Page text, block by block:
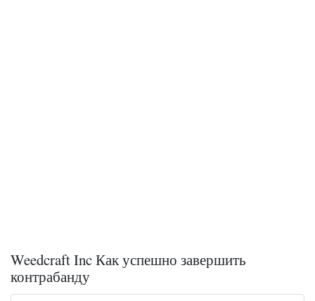
Weedcraft Inc Как успешно завершить
контрабанду